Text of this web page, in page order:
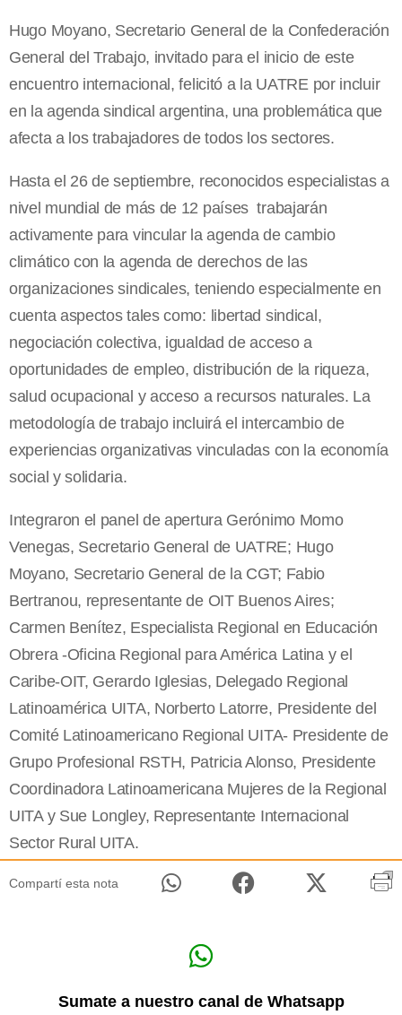
Hugo Moyano, Secretario General de la Confederación
General del Trabajo, invitado para el inicio de este
encuentro internacional, felicitó a la UATRE por incluir
en la agenda sindical argentina, una problemática que
afecta a los trabajadores de todos los sectores.
Hasta el 26 de septiembre, reconocidos especialistas a
nivel mundial de más de 12 países trabajarán
activamente para vincular la agenda de cambio
climático con la agenda de derechos de las
organizaciones sindicales, teniendo especialmente en
cuenta aspectos tales como: libertad sindical,
negociación colectiva, igualdad de acceso a
oportunidades de empleo, distribución de la riqueza,
salud ocupacional y acceso a recursos naturales. La
metodología de trabajo incluirá el intercambio de
experiencias organizativas vinculadas con la economía
social y solidaria.
Integraron el panel de apertura Gerónimo Momo
Venegas, Secretario General de UATRE; Hugo
Moyano, Secretario General de la CGT; Fabio
Bertranou, representante de OIT Buenos Aires;
Carmen Benítez, Especialista Regional en Educación
Obrera -Oficina Regional para América Latina y el
Caribe-OIT, Gerardo Iglesias, Delegado Regional
Latinoamérica UITA, Norberto Latorre, Presidente del
Comité Latinoamericano Regional UITA- Presidente de
Grupo Profesional RSTH, Patricia Alonso, Presidente
Coordinadora Latinoamericana Mujeres de la Regional
UITA y Sue Longley, Representante Internacional
Sector Rural UITA.
Compartí esta nota
Sumate a nuestro canal de Whatsapp